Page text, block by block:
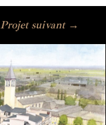
Projet suivant→